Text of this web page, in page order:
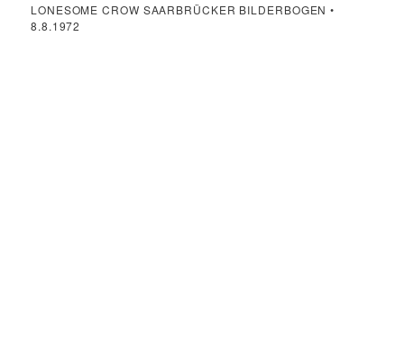
LONESOME CROW SAARBRÜCKER BILDERBOGEN •
8.8.1972